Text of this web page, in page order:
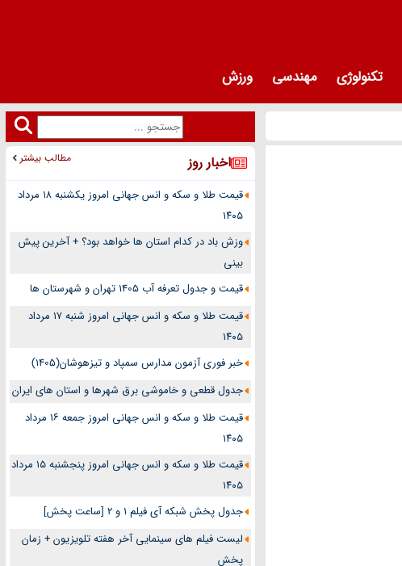
تکنولوژی مهندسی ورزش
اخبار روز مطالب بیشتر
قیمت طلا و سکه و انس جهانی امروز یکشنبه ۱۸ مرداد
۱۴۰۵
وزش باد در کدام استان ها خواهد بود؟ + آخرین پیش
بینی
قیمت و جدول تعرفه آب 1405 تهران و شهرستان ها
قیمت طلا و سکه و انس جهانی امروز شنبه ۱۷ مرداد
۱۴۰۵
خبر فوری آزمون مدارس سمپاد و تیزهوشان(1405)
جدول قطعی و خاموشی برق شهرها و استان های ایران
قیمت طلا و سکه و انس جهانی امروز جمعه ۱۶ مرداد
۱۴۰۵
قیمت طلا و سکه و انس جهانی امروز پنجشنبه ۱۵ مرداد
۱۴۰۵
جدول پخش شبکه آی فیلم 1 و 2 [ساعت پخش]
لیست فیلم های سینمایی آخر هفته تلویزیون + زمان
پخش